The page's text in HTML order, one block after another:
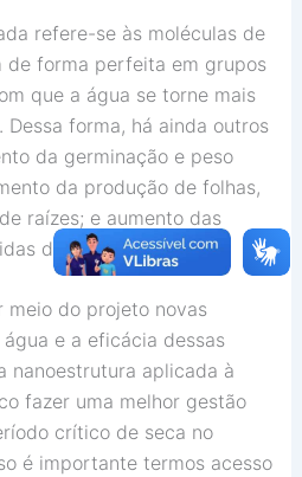
refere-se às moléculas de
de forma perfeita em grupos
que a água se torne mais
Dessa forma, há ainda outros
da germinação e peso
da produção de folhas,
raízes; e aumento das
da água.
meio do projeto novas
e a eficácia dessas
nanoestrutura aplicada à
fazer uma melhor gestão
crítico de seca no
é importante termos acesso